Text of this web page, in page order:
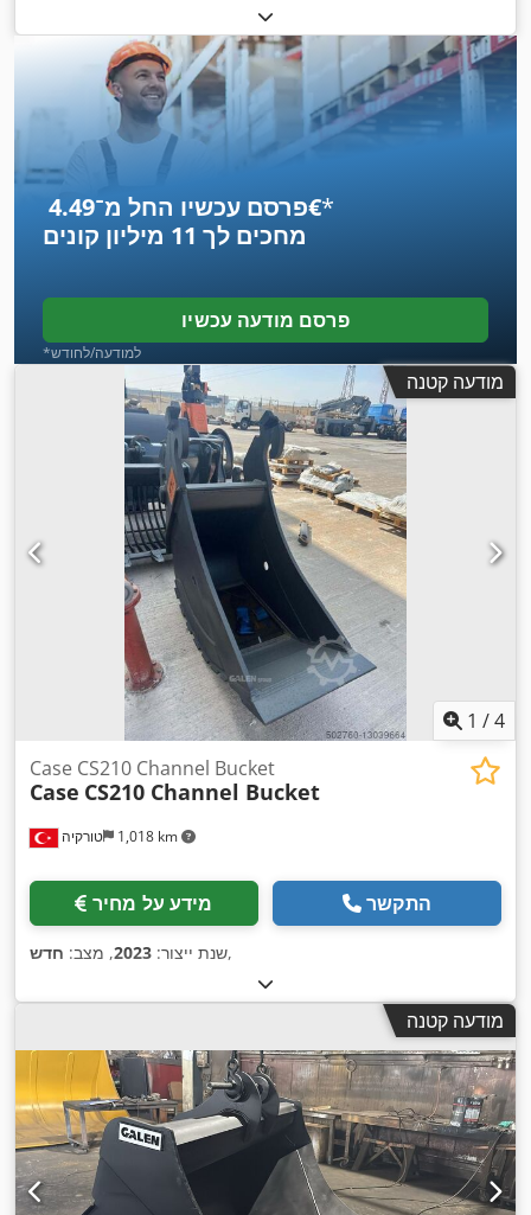
פרסם עכשיו החל מ־‏4.49 ‏€*
מחכים לך 11 מיליון קונים
פרסם מודעה עכשיו
*למודעה/לחודש
מודעה קטנה
1 /4
טורקיה 1,018 km
Case CS210 Channel Bucket
Case CS210 Channel Bucket
מידע על מחיר התקשר
שנת ייצור: 2023, מצב: חדש ,
מודעה קטנה